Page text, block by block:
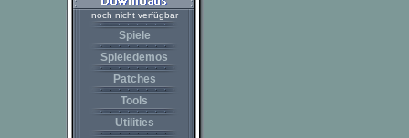
noch nicht verfügbar
Spiele
Spieledemos
Patches
Tools
Utilities